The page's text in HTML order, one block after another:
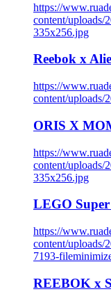
https://
content/uploads/
335x256.jpg
Reebok x
https://
content/uploads/
ORIS X
https://
content/uploads/
335x256.jpg
LEGO
https://
content/uploads/
7193-
REEBOK x